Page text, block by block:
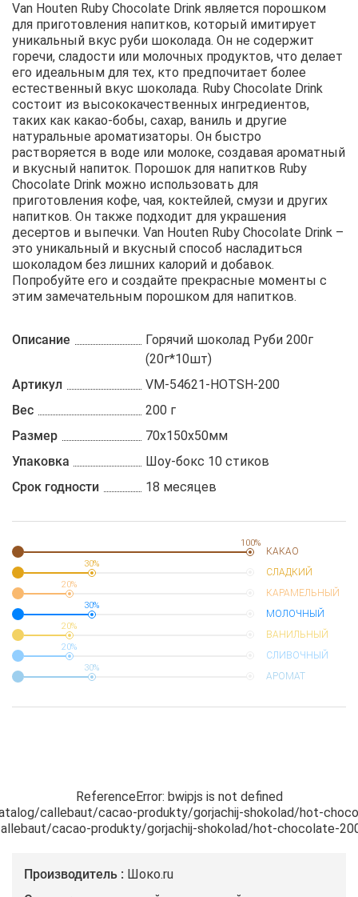
Van Houten Ruby Chocolate Drink является порошком
для приготовления напитков, который имитирует
уникальный вкус руби шоколада. Он не содержит
горечи, сладости или молочных продуктов, что делает
его идеальным для тех, кто предпочитает более
естественный вкус шоколада. Ruby Chocolate Drink
состоит из высококачественных ингредиентов,
таких как какао-бобы, сахар, ваниль и другие
натуральные ароматизаторы. Он быстро
растворяется в воде или молоке, создавая ароматный
и вкусный напиток. Порошок для напитков Ruby
Chocolate Drink можно использовать для
приготовления кофе, чая, коктейлей, смузи и других
напитков. Он также подходит для украшения
десертов и выпечки. Van Houten Ruby Chocolate Drink –
это уникальный и вкусный способ насладиться
шоколадом без лишних калорий и добавок.
Попробуйте его и создайте прекрасные моменты с
этим замечательным порошком для напитков.
Описание
Горячий шоколад Руби 200г
(20г*10шт)
Артикул
VM-54621-HOTSH-200
Вес
200 г
Размер
70х150х50мм
Упаковка
Шоу-бокс 10 стиков
Срок годности
18 месяцев
100%
КАКАО
30%
СЛАДКИЙ
20%
КАРАМЕЛЬНЫЙ
30%
МОЛОЧНЫЙ
20%
ВАНИЛЬНЫЙ
20%
СЛИВОЧНЫЙ
30%
АРОМАТ
ReferenceError: bwipjs is not defined
callebaut/cacao-produkty/gorjachij-shokolad/hot-
callebaut/cacao-produkty/gorjachij-shokolad/hot-chocolate-
Производитель
Шоко.ru